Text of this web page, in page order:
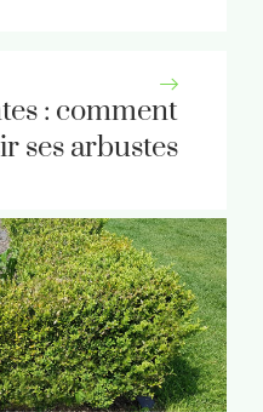
: comment
ses arbustes